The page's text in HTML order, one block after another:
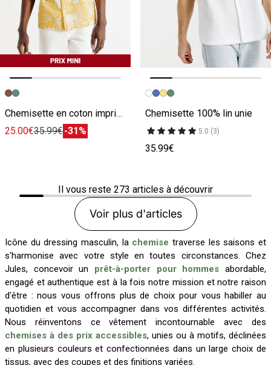
Image précédente
Image suivante
Chemisette en coton imprimée
25.00€35.99€-31%
Image précédente
Image suivante
Chemisette 100% lin unie
5.0 (3)
35.99€
Il vous reste 273 articles à découvrir
Voir plus d'articles
Icône du dressing masculin, la chemise traverse les saisons et
s'harmonise avec votre style en toutes circonstances. Chez
Jules, concevoir un prêt-à-porter pour hommes abordable,
engagé et authentique est à la fois notre mission et notre raison
d'être : nous vous offrons plus de choix pour vous habiller au
quotidien et vous accompagner dans vos différentes activités.
Nous réinventons ce vêtement incontournable avec des
chemises à des prix accessibles, unies ou à motifs, déclinées
en plusieurs couleurs et confectionnées dans un large choix de
tissus, avec des coupes et des finitions variées.